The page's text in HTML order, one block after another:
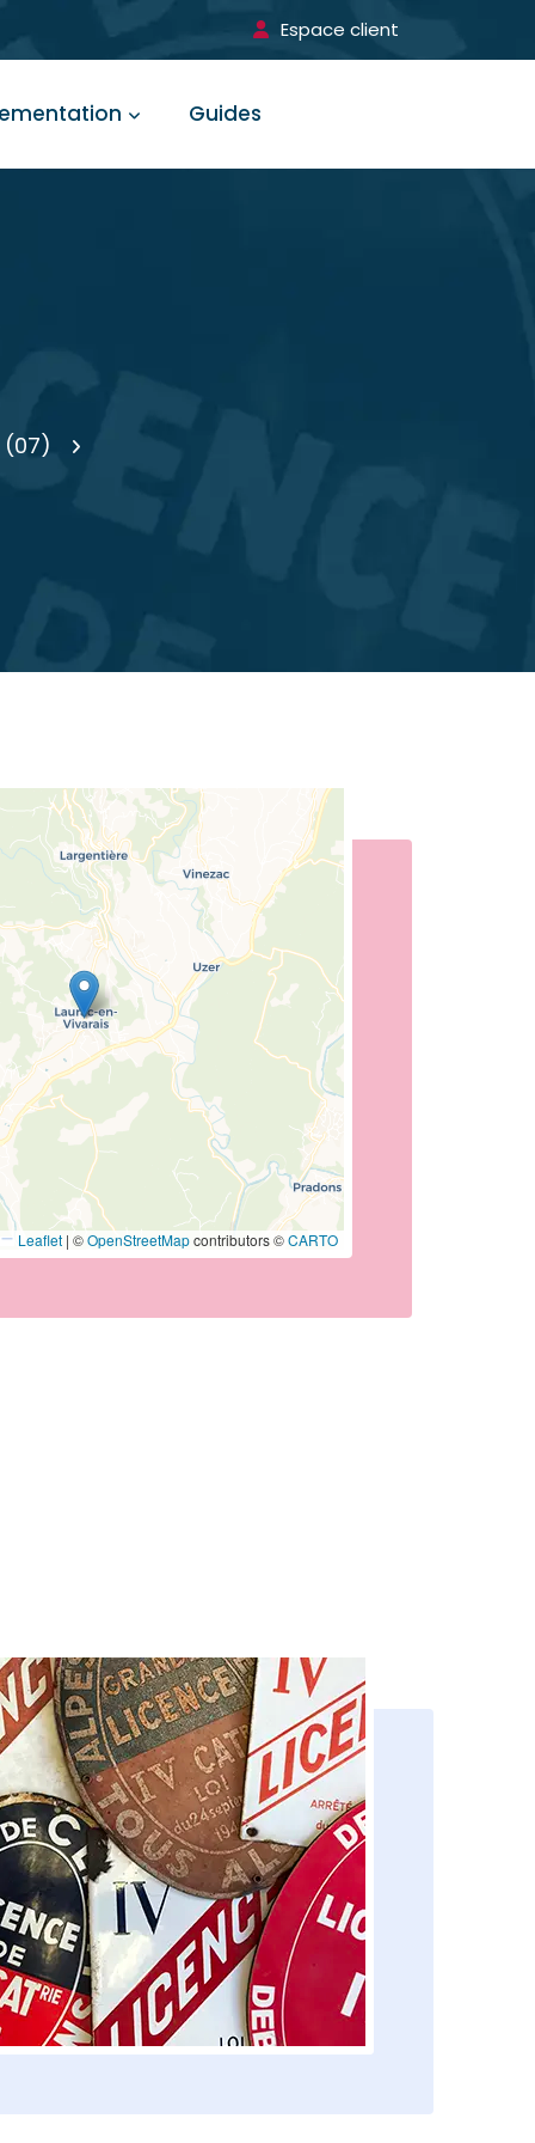
Espace client
Guides
(07)
Leaflet | ©OpenStreetMapcontributors ©CARTO